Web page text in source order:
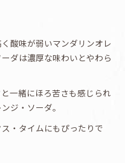
酸味が弱いマンダリンオレ
ダは濃厚な味わいとやわら
一緒にほろ苦さも感じられ
ジ・ソーダ。
・タイムにもぴったりで